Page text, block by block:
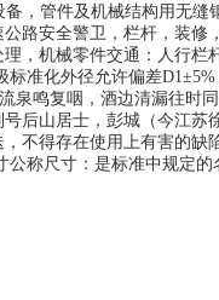
管件及机械结构用无缝
路安全警卫，栏杆，装修
，机械零件交通：人行栏
准化外径允许偏差
泉鸣复咽，酒边清漏往时
后山居士，彭城（今江苏
不得存在使用上有害的缺
称尺寸：是标准中规定